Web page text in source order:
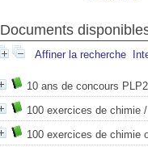
Documents
Affiner la recherche
10 ans de concours PLP2
100 exercices de chimie
100 exercices de chimie